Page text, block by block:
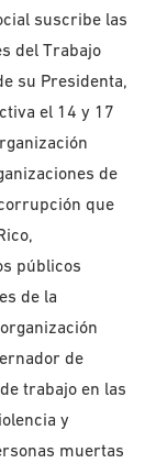
suscribe las
del Trabajo
su Presidenta,
el 14 y 17
de
que
públicos
de la
de
trabajo en las
y
muertas